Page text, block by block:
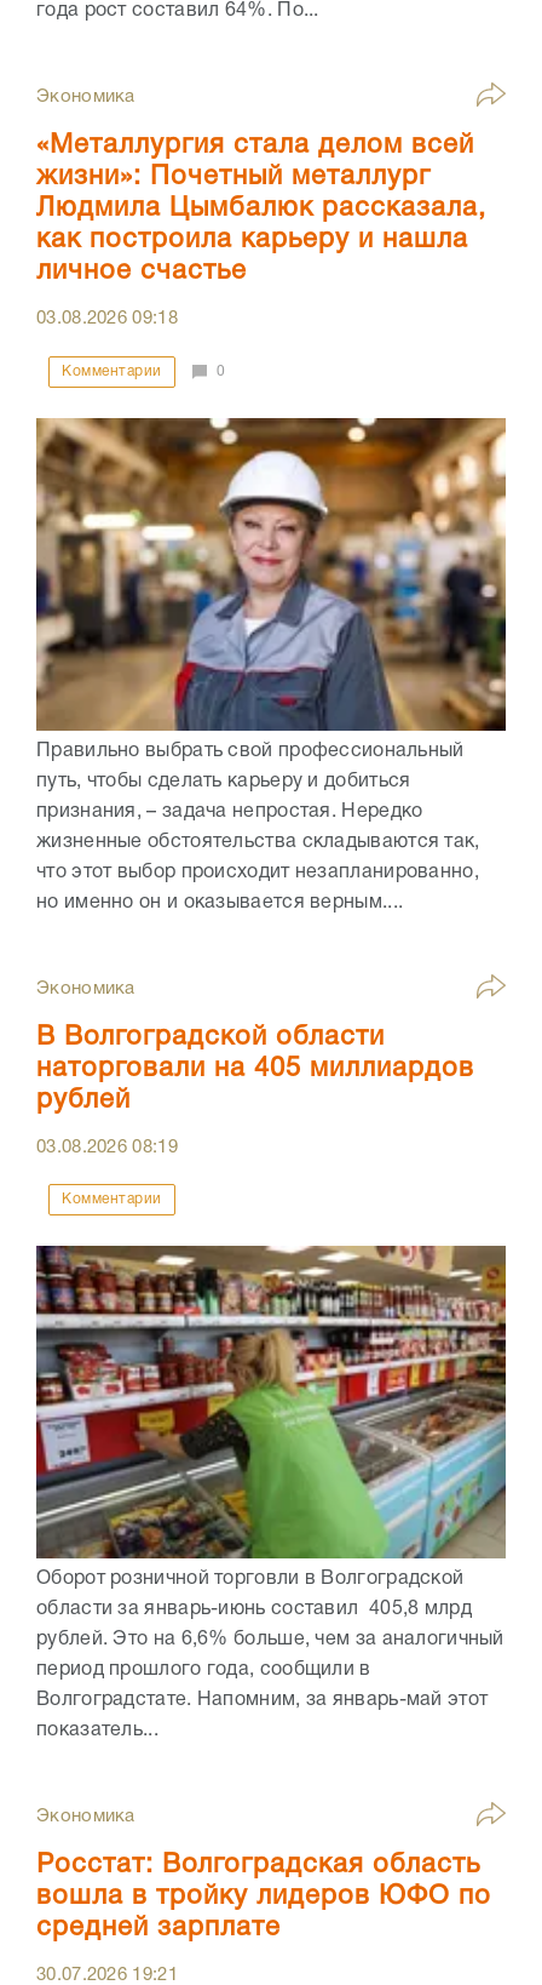
года рост составил 64%. По...
Экономика
«Металлургия стала делом всей
жизни»: Почетный металлург
Людмила Цымбалюк рассказала,
как построила карьеру и нашла
личное счастье
03.08.202609:18
Комментарии 0
Правильно выбрать свой профессиональный
путь, чтобы сделать карьеру и добиться
признания, – задача непростая. Нередко
жизненные обстоятельства складываются так,
что этот выбор происходит незапланированно,
но именно он и оказывается верным....
Экономика
В Волгоградской области
наторговали на 405 миллиардов
рублей
03.08.202608:19
Комментарии
Оборот розничной торговли в Волгоградской
области за январь-июнь составил 405,8 млрд
рублей. Это на 6,6% больше, чем за аналогичный
период прошлого года, сообщили в
Волгоградстате. Напомним, за январь-май этот
показатель...
Экономика
Росстат: Волгоградская область
вошла в тройку лидеров ЮФО по
средней зарплате
30.07.2026 19:21